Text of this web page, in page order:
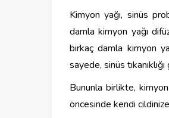
Kimyon yağı, sinüs
damla kimyon yağı
birkaç damla kimyon
sayede, sinüs
Bununla birlikte,
öncesinde kendi